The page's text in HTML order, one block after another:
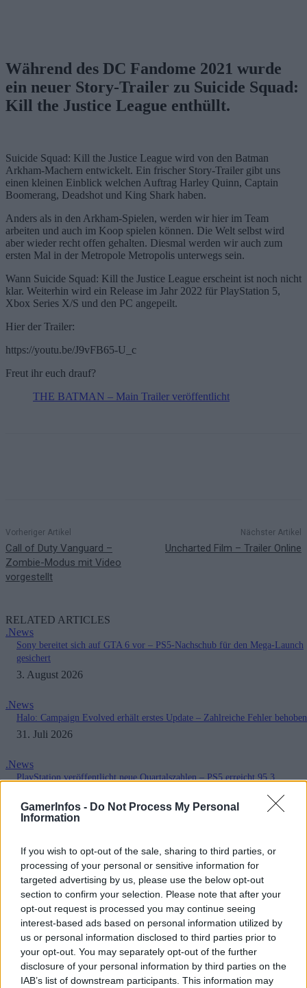
GamerInfos - Do Not Process My Personal
Information
If you wish to opt-out of the sale, sharing to third parties, or
processing of your personal or sensitive information for
targeted advertising by us, please use the below opt-out
section to confirm your selection. Please note that after your
opt-out request is processed you may continue seeing
interest-based ads based on personal information utilized by
us or personal information disclosed to third parties prior to
your opt-out. You may separately opt-out of the further
disclosure of your personal information by third parties on the
IAB’s list of downstream participants. This information may
Während des DC Fandome 2021 wurde
ein neuer Story-Trailer zu Suicide Squad:
Kill the Justice League enthüllt.
Suicide Squad: Kill the Justice League wird von den Batman
Arkham-Machern entwickelt. Ein frischer Story-Trailer gibt uns
einen kleinen Einblick welchen Auftrag Harley Quinn, Captain
Boomerang, Deadshot und King Shark haben.
Anders als in den Arkham-Spielen, werden wir hier im Team
arbeiten und auch im Koop spielen können. Die Welt selbst wird
aber wieder recht offen gehalten. Diesmal werden wir auch zum
ersten Mal in der Metropole Metropolis unterwegs sein.
Wann Suicide Squad: Kill the Justice League erscheint ist noch nicht
klar. Weiterhin wird ein Release im Jahr 2022 für PlayStation 5,
Xbox Series X/S und den PC angepeilt.
Hier der Trailer:
https://youtu.be/J9vFB65-U_c
Freut ihr euch drauf?
THE BATMAN – Main Trailer veröffentlicht
Vorheriger Artikel
Call of Duty Vanguard –
Zombie-Modus mit Video
vorgestellt
Nächster Artikel
Uncharted Film – Trailer Online
RELATED ARTICLES
.News
Sony bereitet sich auf GTA 6 vor – PS5-Nachschub für den Mega-Launch
gesichert
3. August 2026
.News
Halo: Campaign Evolved erhält erstes Update – Zahlreiche Fehler behoben
31. Juli 2026
.News
PlayStation veröffentlicht neue Quartalszahlen – PS5 erreicht 95,3
31. Juli 2026
Kommentieren Sie den Artikel
Bitte geben Sie Ihren Kommentar ein!
Name:*
Bitte geben Sie hier Ihren Namen ein